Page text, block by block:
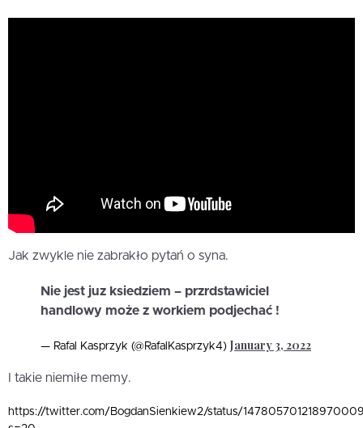
Jak zwykle nie zabrakło pytań o syna.
Nie jest juz ksiedziem – przrdstawiciel
handlowy może z workiem podjechać !
— Rafal Kasprzyk (@RafalKasprzyk4) January 3, 2022
I takie niemiłe memy.
https://twitter.com/BogdanSienkiew2/status/